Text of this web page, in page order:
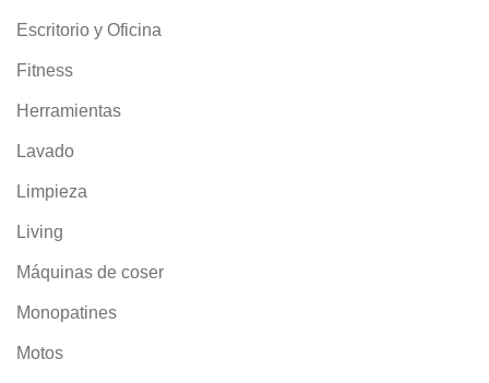
Escritorio y Oficina
Fitness
Herramientas
Lavado
Limpieza
Living
Máquinas de coser
Monopatines
Motos